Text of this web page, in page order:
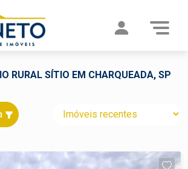
RURAL SÍTIO EM CHARQUEADA, SP